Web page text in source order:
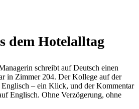
dem Hotelalltag
schreibt auf Deutsch einen
in Zimmer 204. Der Kollege auf der
– ein Klick, und der Kommentar
Englisch. Ohne Verzögerung, ohne